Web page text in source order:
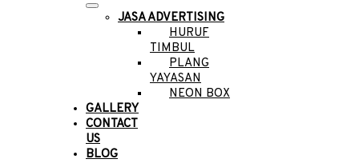
JASA ADVERTISING
HURUF
TIMBUL
PLANG
YAYASAN
NEON BOX
GALLERY
CONTACT
US
BLOG